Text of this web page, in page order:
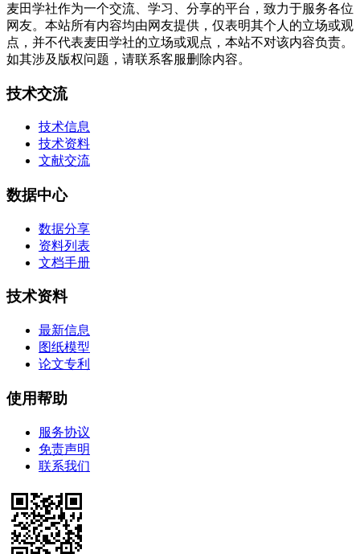
麦田学社作为一个交流、学习、分享的平台，致力于服务各位
网友。本站所有内容均由网友提供，仅表明其个人的立场或观
点，并不代表麦田学社的立场或观点，本站不对该内容负责。
如其涉及版权问题，请联系客服删除内容。
技术交流
技术信息
技术资料
文献交流
数据中心
数据分享
资料列表
文档手册
技术资料
最新信息
图纸模型
论文专利
使用帮助
服务协议
免责声明
联系我们